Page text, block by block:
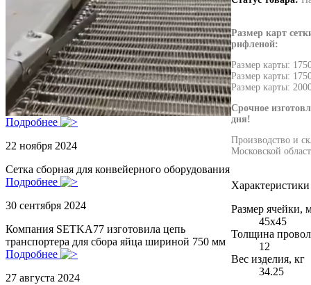
Подробнее
22 ноября 2024
Сетка сборная для конвейерного оборудования
Подробнее
30 сентября 2024
Компания SETKA77 изготовила цепь
транспортера для сбора яйца шириной 750 мм
Подробнее
27 августа 2024
Размер карт
рифленой:
Размер карты:
Размер карты:
Размер карты:
Срочное
дня!
Производство и
Московской
Характеристики
Размер ячейки,
45х45
Толщина
12
Вес изделия, кг
34.25